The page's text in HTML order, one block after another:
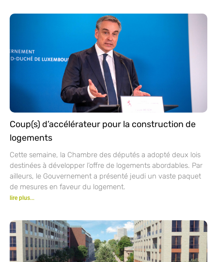
Coup(s) d’accélérateur pour la construction de
logements
Cette semaine, la Chambre des députés a adopté deux lois
destinées à développer l’offre de logements abordables. Par
ailleurs, le Gouvernement a présenté jeudi un vaste paquet
de mesures en faveur du logement.
lire plus...